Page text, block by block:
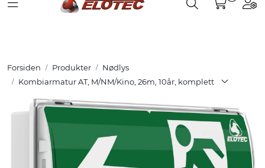
Skip to main content Partnerweb
Toggle navigation Toggle search
Forsiden Produkter
Nødlys
Kombiarmatur AT, M/NM/Kino, 26m, 10år, komplett
Løsninger
Hjelpesenter